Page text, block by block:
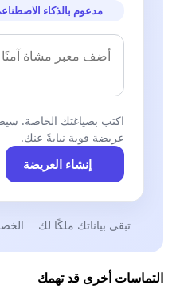
مدعوم بالذكاء
اكتب بصياغتك الخاصة.
عريضة قوية نيابةً عنك.
إنشاء العريضة
تبقى بياناتك ملكًا لك
التماسات أخرى قد تهمك